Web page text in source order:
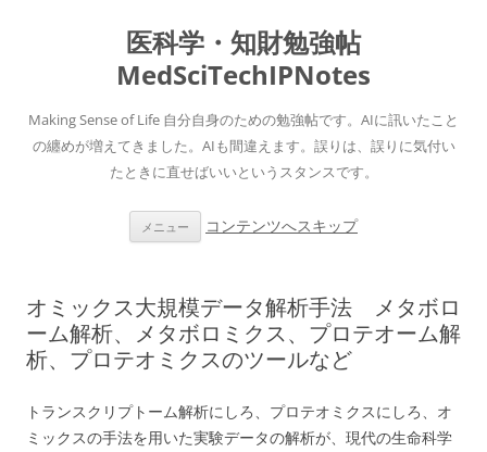
医科学・知財勉強帖
MedSciTechIPNotes
Making Sense of Life 自分自身のための勉強帖です。AIに訊いたこと
の纏めが増えてきました。AIも間違えます。誤りは、誤りに気付い
たときに直せばいいというスタンスです。
メニュー コンテンツへスキップ
オミックス大規模データ解析手法 メタボロ
ーム解析、メタボロミクス、プロテオーム解
析、プロテオミクスのツールなど
トランスクリプトーム解析にしろ、プロテオミクスにしろ、オ
ミックスの手法を用いた実験データの解析が、現代の生命科学